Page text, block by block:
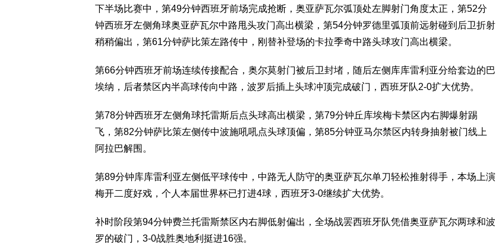
下半场比赛中，第49分钟西班牙前场完成抢断，奥亚萨瓦尔弧顶处左脚射门角度太正，第52分
钟西班牙左侧角球奥亚萨瓦尔中路甩头攻门高出横梁，第54分钟罗德里弧顶前远射碰到后卫折射
稍稍偏出，第61分钟萨比策左路传中，刚替补登场的卡拉季奇中路头球攻门高出横梁。
第66分钟西班牙前场连续传接配合，奥尔莫射门被后卫封堵，随后左侧库库雷利亚分给套边的巴
埃纳，后者禁区内半高球传向中路，波罗后插上头球冲顶完成破门，西班牙队2-0扩大优势。
第78分钟西班牙左侧角球托雷斯后点头球高出横梁，第79分钟丘库埃梅卡禁区内右脚爆射踢
飞，第82分钟萨比策左侧传中波施吼吼点头球顶偏，第85分钟亚马尔禁区内转身抽射被门线上
阿拉巴解围。
第89分钟库库雷利亚左侧低平球传中，中路无人防守的奥亚萨瓦尔单刀轻松推射得手，本场上演
梅开二度好戏，个人本届世界杯已打进4球，西班牙3-0继续扩大优势。
补时阶段第94分钟费兰托雷斯禁区内右脚低射偏出，全场战罢西班牙队凭借奥亚萨瓦尔两球和波
罗的破门，3-0战胜奥地利挺进16强。